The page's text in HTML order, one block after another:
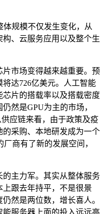
规模不仅发生变化，从
、云服务应用以及整个生
市场变得越来越重要。预
达726亿美元。人工智能
片的搭载率以及搭载密度
然是GPU为主的市场，
应链来看，由于政策及疫
采购、本地研发成为一个
商有了新的发展空间，
主力军。其实从整体服务
跟去年持平，不是很景
然是两位数，增长喜人。
服务器上面的投入远远高